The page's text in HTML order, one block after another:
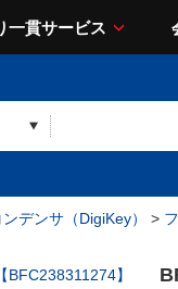
一貫サービス
ンデンサ（DigiKey） >